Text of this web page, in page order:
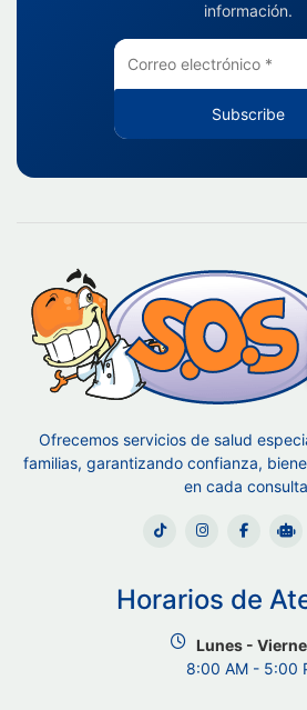
información.
Subscribe
Ofrecemos servicios de salud
familias, garantizando confianza,
en cada
Horarios de
Lunes -
8:00 AM - 5:00